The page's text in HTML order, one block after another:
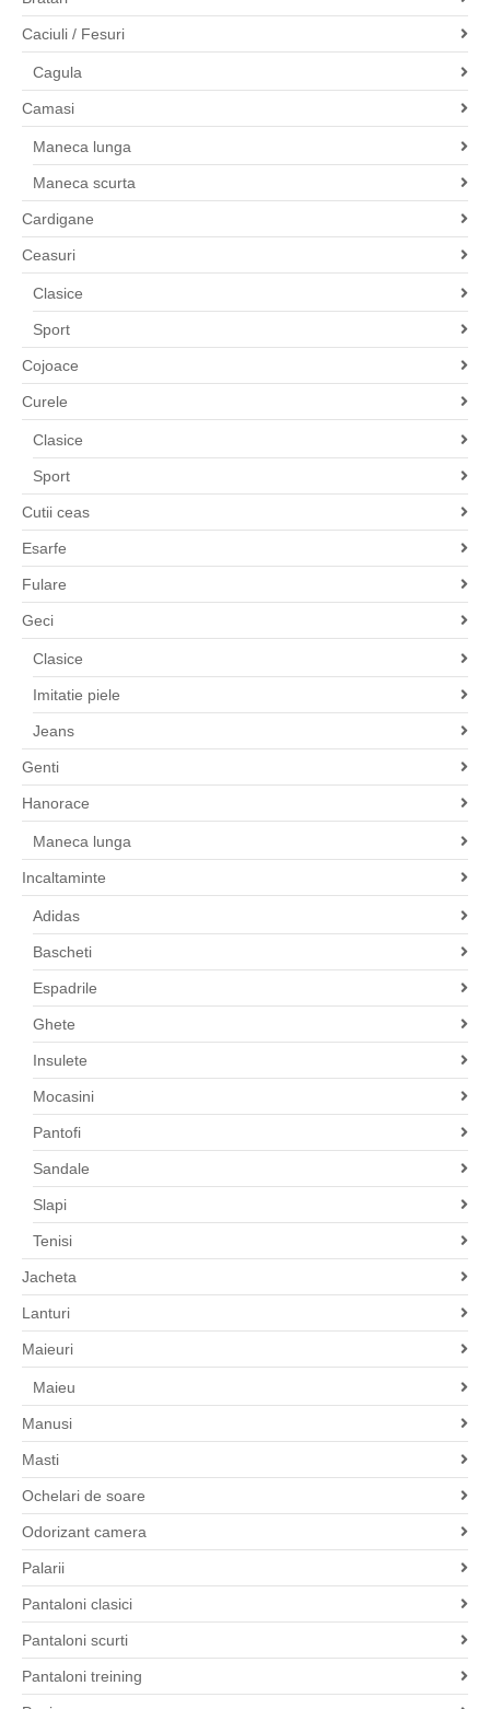
Caciuli / Fesuri
Cagula
Camasi
Maneca lunga
Maneca scurta
Cardigane
Ceasuri
Clasice
Sport
Cojoace
Curele
Clasice
Sport
Cutii ceas
Esarfe
Fulare
Geci
Clasice
Imitatie piele
Jeans
Genti
Hanorace
Maneca lunga
Incaltaminte
Adidas
Bascheti
Espadrile
Ghete
Insulete
Mocasini
Pantofi
Sandale
Slapi
Tenisi
Jacheta
Lanturi
Maieuri
Maieu
Manusi
Masti
Ochelari de soare
Odorizant camera
Palarii
Pantaloni clasici
Pantaloni scurti
Pantaloni treining